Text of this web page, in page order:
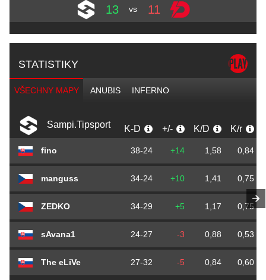
13 vs 11
STATISTIKY
VŠECHNY MAPY ANUBIS INFERNO
Sampi.Tipsport K-D +/- K/D K/r
fino 38-24 +14 1,58 0,84
manguss 34-24 +10 1,41 0,75
ZEDKO 34-29 +5 1,17 0,75
sAvana1 24-27 -3 0,88 0,53
The eLiVe 27-32 -5 0,84 0,60